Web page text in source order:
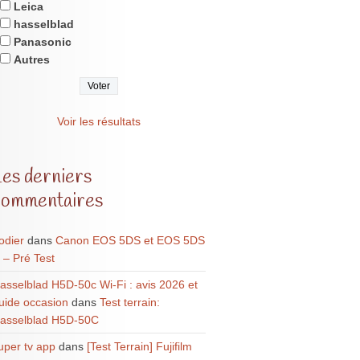
Leica
hasselblad
Panasonic
Autres
Voir les résultats
derniers
dans Canon EOS 5DS et EOS 5DS
– Pré Test
H5D-50c Wi-Fi : avis 2026 et
occasion dans Test terrain:
H5D-50C
tv appdans [Test Terrain] Fujifilm